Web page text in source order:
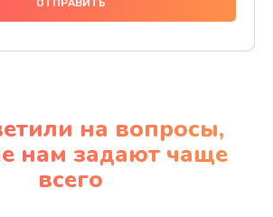
на вопросы,
нам задают чаще
всего